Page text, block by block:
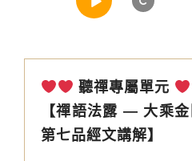
聽禪專屬單元
【禪語法露 — 大乘
第七品經文講解】